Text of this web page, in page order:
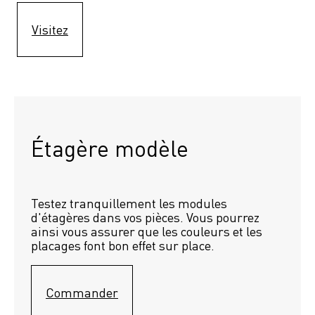
Visitez
Étagère modèle
Testez tranquillement les modules
d'étagères dans vos pièces. Vous pourrez
ainsi vous assurer que les couleurs et les
placages font bon effet sur place.
Commander